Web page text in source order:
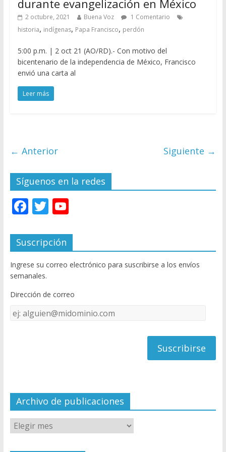
durante evangelización en México
2 octubre, 2021 Buena Voz
1 Comentario
historia, indígenas, Papa Francisco, perdón
5:00 p.m. | 2 oct 21 (AO/RD).- Con motivo del
bicentenario de la independencia de México, Francisco
envió una carta al
Leer más
← Anterior Siguiente →
Síguenos en la redes
F
e
b
o
o
k
T
itt
er
Y
u
T
u
e
C
el
Suscripción
Ingrese su correo electrónico para suscribirse a los envíos
semanales.
Dirección de correo
Dirección
de
Archivo de publicaciones